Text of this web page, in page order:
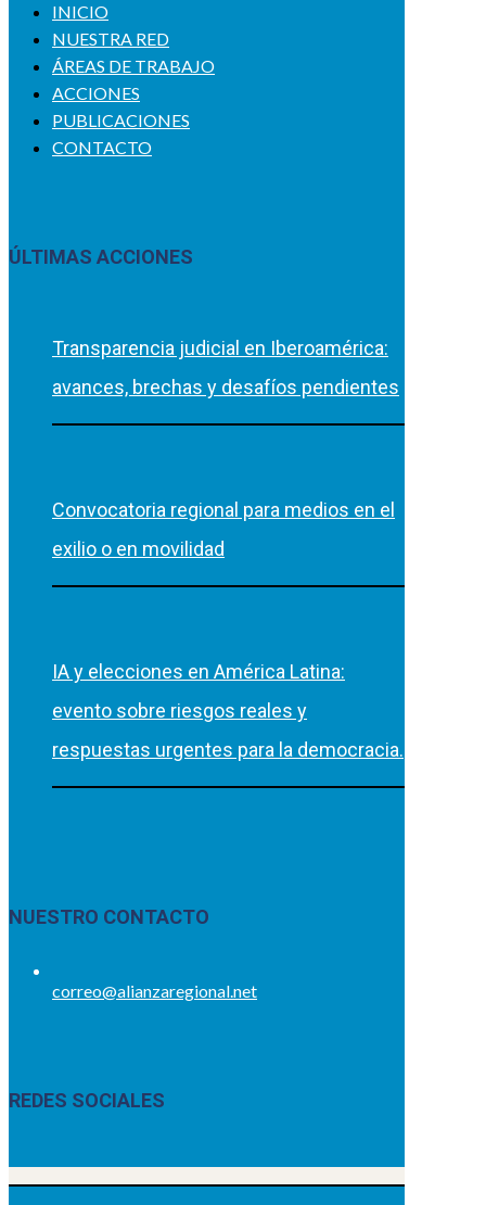
INICIO
NUESTRA RED
ÁREAS DE TRABAJO
ACCIONES
PUBLICACIONES
CONTACTO
ÚLTIMAS ACCIONES
Transparencia judicial en Iberoamérica:
avances, brechas y desafíos pendientes
Convocatoria regional para medios en el
exilio o en movilidad
IA y elecciones en América Latina:
evento sobre riesgos reales y
respuestas urgentes para la democracia.
NUESTRO CONTACTO
correo@alianzaregional.net
REDES SOCIALES